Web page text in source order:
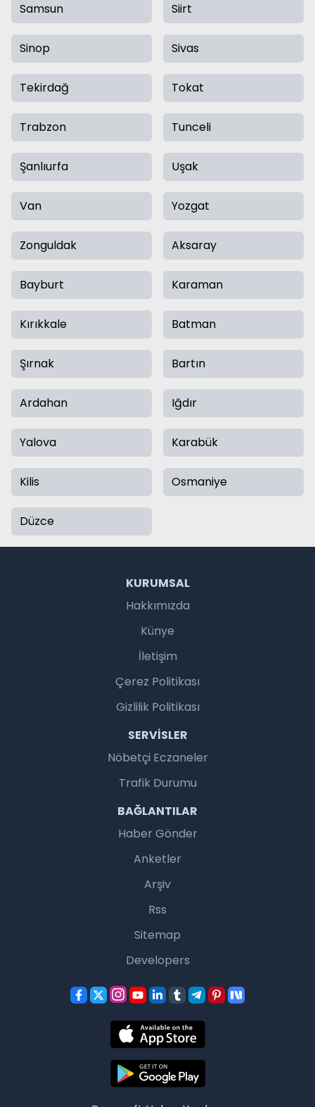
Samsun Siirt
Sinop Sivas
Tekirdağ Tokat
Trabzon Tunceli
Şanlıurfa Uşak
Van Yozgat
Zonguldak Aksaray
Bayburt Karaman
Kırıkkale Batman
Şırnak Bartın
Ardahan Iğdır
Yalova Karabük
Kilis Osmaniye
Düzce
KURUMSAL
Hakkımızda
Künye
İletişim
Çerez Politikası
Gizlilik Politikası
SERVISLER
Nöbetçi Eczaneler
Trafik Durumu
BAĞLANTILAR
Haber Gönder
Anketler
Arşiv
Rss
Sitemap
Developers